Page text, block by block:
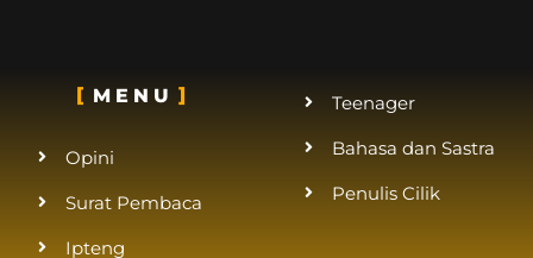
MENU
Opini
Surat Pembaca
Ipteng
Teenager
Bahasa dan Sastra
Penulis Cilik